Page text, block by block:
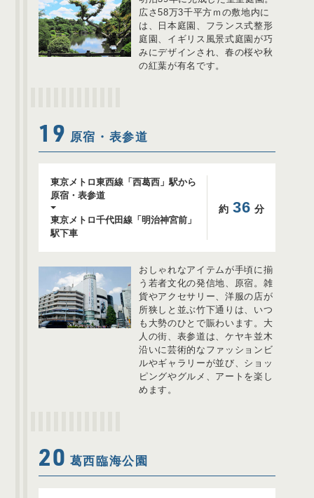
広さ58万3千平方ｍの敷地内に
は、日本庭園、フランス式整形
庭園、イギリス風景式庭園が巧
みにデザインされ、春の桜や秋
の紅葉が有名です。
19 原宿・表参道
東京メトロ東西線「西葛西」駅から
原宿・表参道
東京メトロ千代田線「明治神宮前」
駅下車
約 36 分
おしゃれなアイテムが手頃に揃
う若者文化の発信地、原宿。雑
貨やアクセサリー、洋服の店が
所狭しと並ぶ竹下通りは、いつ
も大勢のひとで賑わいます。大
人の街、表参道は、ケヤキ並木
沿いに芸術的なファッションビ
ルやギャラリーが並び、ショッ
ピングやグルメ、アートを楽し
めます。
20 葛西臨海公園